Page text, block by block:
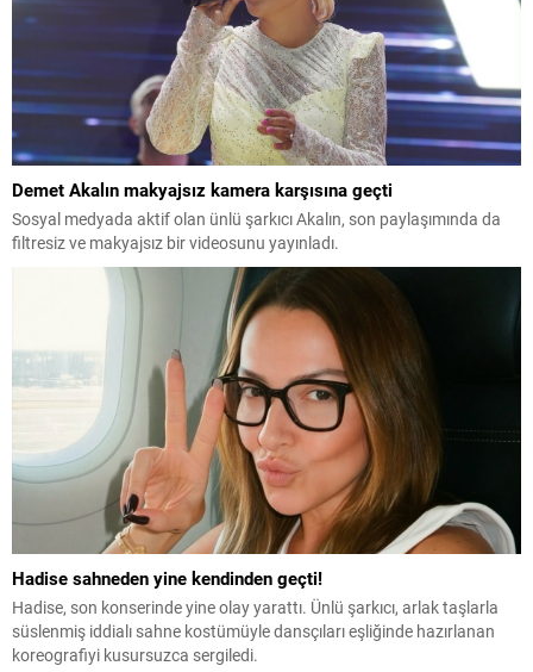
Demet Akalın makyajsız kamera karşısına geçti
Sosyal medyada aktif olan ünlü şarkıcı Akalın, son paylaşımında da
filtresiz ve makyajsız bir videosunu yayınladı.
Hadise sahneden yine kendinden geçti!
Hadise, son konserinde yine olay yarattı. Ünlü şarkıcı, arlak taşlarla
süslenmiş iddialı sahne kostümüyle dansçıları eşliğinde hazırlanan
koreografiyi kusursuzca sergiledi.